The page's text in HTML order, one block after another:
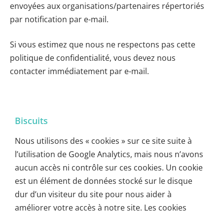
envoyées aux organisations/partenaires répertoriés
par notification par e-mail.
Si vous estimez que nous ne respectons pas cette
politique de confidentialité, vous devez nous
contacter immédiatement par e-mail.
Biscuits
Nous utilisons des « cookies » sur ce site suite à
l’utilisation de Google Analytics, mais nous n’avons
aucun accès ni contrôle sur ces cookies. Un cookie
est un élément de données stocké sur le disque
dur d’un visiteur du site pour nous aider à
améliorer votre accès à notre site. Les cookies